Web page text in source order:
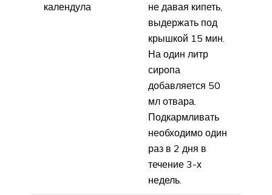
календула
не давая кипеть,
выдержать под
крышкой 15 мин.
На один литр
сиропа
добавляется 50
мл отвара.
Подкармливать
необходимо один
раз в 2 дня в
течение 3-х
недель.